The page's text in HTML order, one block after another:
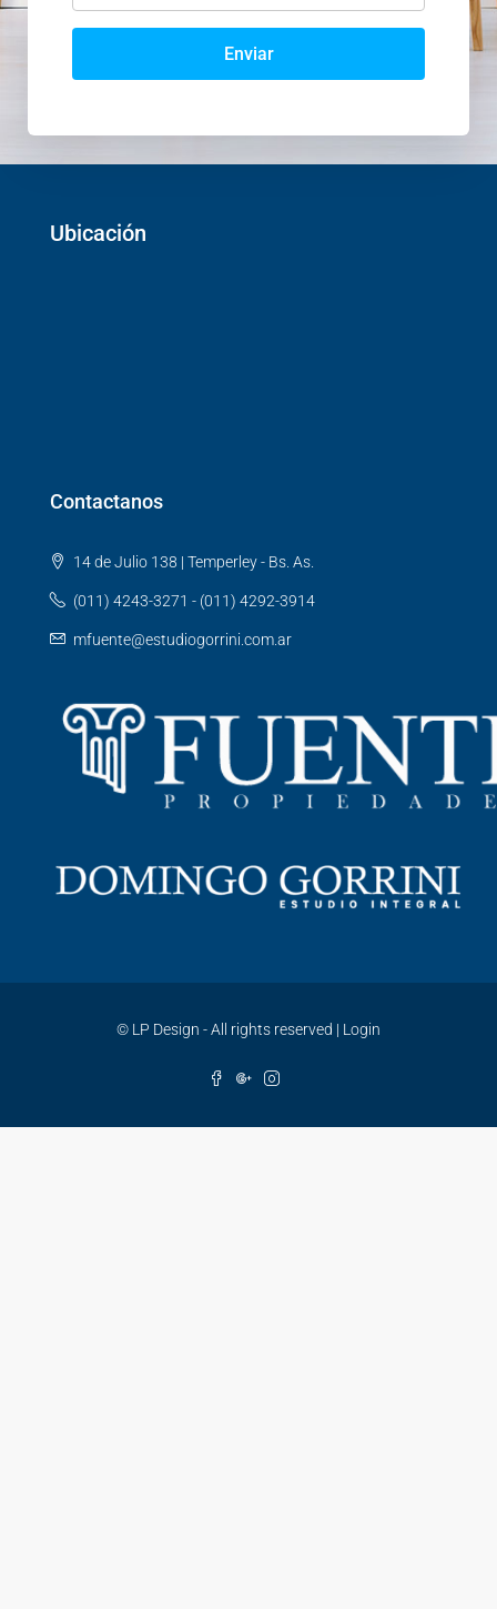
Enviar
Ubicación
Contactanos
14 de Julio 138 | Temperley - Bs. As.
(011) 4243-3271 - (011) 4292-3914
mfuente@estudiogorrini.com.ar
© LP Design - All rights reserved | Login